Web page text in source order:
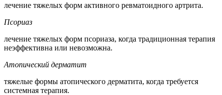
лечение тяжелых форм активного ревматоидного артрита.
Псориаз
лечение тяжелых форм псориаза, когда традиционная терапия
неэффективна или невозможна.
Атопический дерматит
тяжелые формы атопического дерматита, когда требуется
системная терапия.